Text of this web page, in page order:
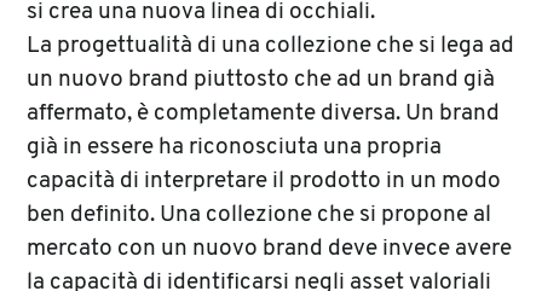
si crea una nuova linea di occhiali.
La progettualità di una collezione che si lega ad
un nuovo brand piuttosto che ad un brand già
affermato, è completamente diversa. Un brand
già in essere ha riconosciuta una propria
capacità di interpretare il prodotto in un modo
ben definito. Una collezione che si propone al
mercato con un nuovo brand deve invece avere
la capacità di identificarsi negli asset valoriali